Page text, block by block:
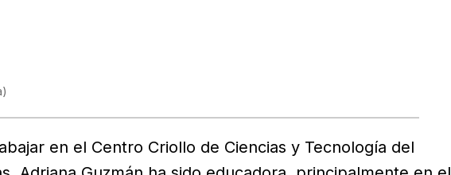
en el Centro Criollo de Ciencias y Tecnología del